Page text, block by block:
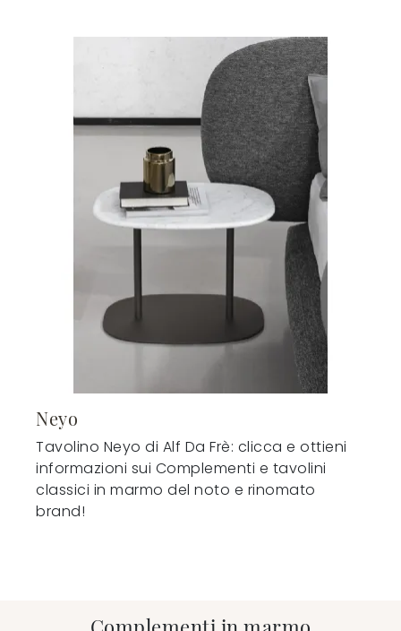
Neyo
Tavolino Neyo di Alf Da Frè: clicca e ottieni
informazioni sui Complementi e tavolini
classici in marmo del noto e rinomato
brand!